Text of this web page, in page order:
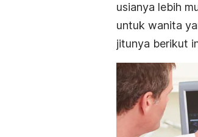
usianya lebih
untuk wanita
jitunya berikut